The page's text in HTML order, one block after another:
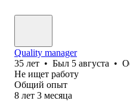
Quality manager
35 лет • Был 5 августа •
Не ищет работу
Общий опыт
8 лет 3 месяца